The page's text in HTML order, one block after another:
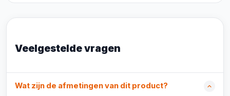
Veelgestelde vragen
Wat zijn de afmetingen van dit product?